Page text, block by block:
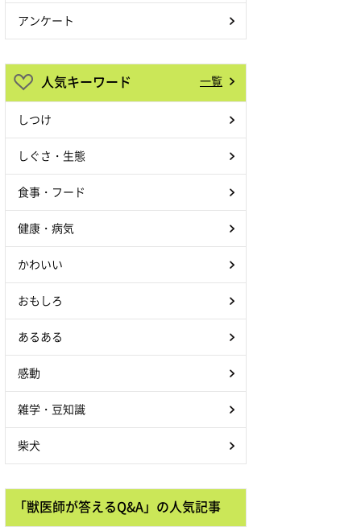
アンケート
人気キーワード 一覧
しつけ
しぐさ・生態
食事・フード
健康・病気
かわいい
おもしろ
あるある
感動
雑学・豆知識
柴犬
「獣医師が答えるQ&A」の人気記事